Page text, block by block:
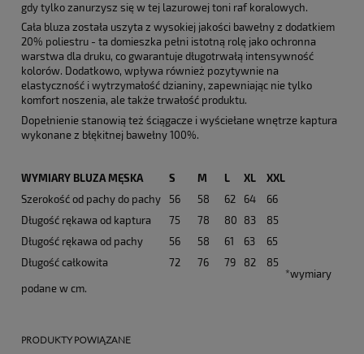
gdy tylko zanurzysz się w tej lazurowej toni raf koralowych.
Cała bluza została uszyta z wysokiej jakości bawełny z dodatkiem
20% poliestru - ta domieszka pełni istotną rolę jako ochronna
warstwa dla druku, co gwarantuje długotrwałą intensywność
kolorów. Dodatkowo, wpływa również pozytywnie na
elastyczność i wytrzymałość dzianiny, zapewniając nie tylko
komfort noszenia, ale także trwałość produktu.
Dopełnienie stanowią też ściągacze i wyściełane wnętrze kaptura
wykonane z błękitnej bawełny 100%.
WYMIARY BLUZA MĘSKA S M L XL XXL
Szerokość od pachy do pachy 56 58 62 64
66
Długość rękawa od kaptura
75 78 80 83
85
Długość rękawa od pachy
56 58 61 63
65
Długość całkowita
72 76 79 82
85
*wymiary
podane w cm.
PRODUKTY POWIĄZANE